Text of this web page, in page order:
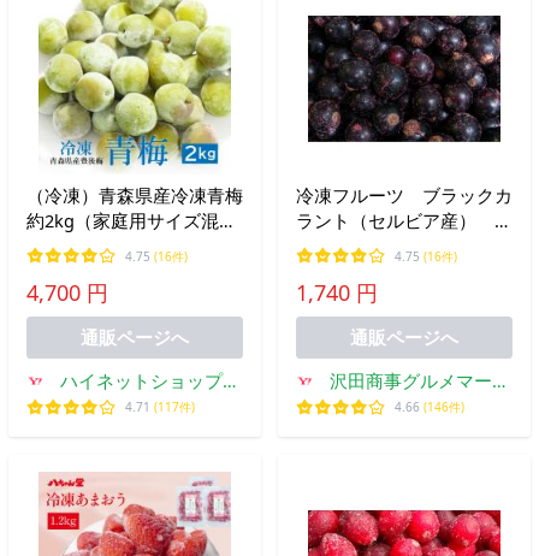
（冷凍）青森県産冷凍青梅
約2kg（家庭用サイズ混
合）梅の実 冷凍梅 ウメ
4.75 (16件)
4,700 円
通販ページへ
ハイネットショップヤ
フー店
4.71 (117件)
冷凍フルーツ ブラックカ
ラント（セルビア産）
1kg
4.75 (16件)
1,740 円
通販ページへ
沢田商事グルメマーケ
ット
4.66 (146件)